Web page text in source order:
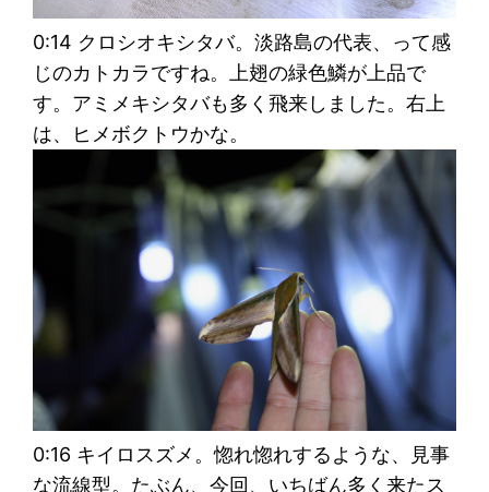
0:14 クロシオキシタバ。淡路島の代表、って感
じのカトカラですね。上翅の緑色鱗が上品で
す。アミメキシタバも多く飛来しました。右上
は、ヒメボクトウかな。
0:16 キイロスズメ。惚れ惚れするような、見事
な流線型。たぶん、今回、いちばん多く来たス